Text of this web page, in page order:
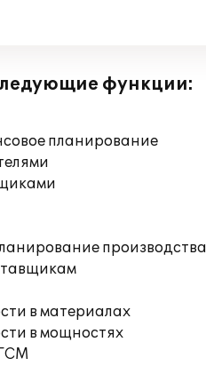
функции:
планирование
производства
в материалах
в мощностях